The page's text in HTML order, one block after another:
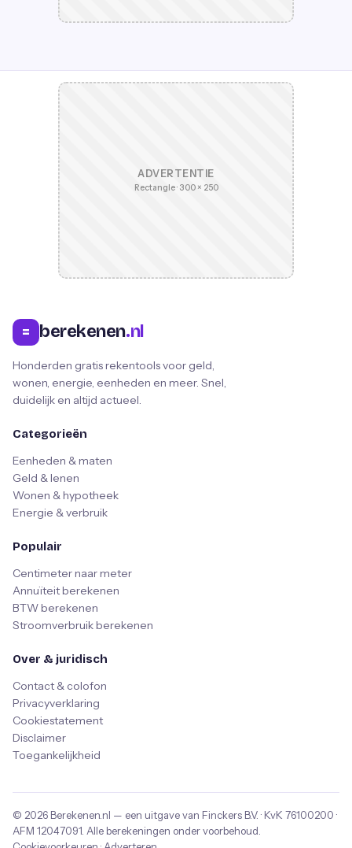
ADVERTENTIE
Rectangle · 300 × 250
= berekenen.nl
Honderden gratis rekentools voor geld,
wonen, energie, eenheden en meer. Snel,
duidelijk en altijd actueel.
Categorieën
Eenheden & maten
Geld & lenen
Wonen & hypotheek
Energie & verbruik
Populair
Centimeter naar meter
Annuïteit berekenen
BTW berekenen
Stroomverbruik berekenen
Over & juridisch
Contact & colofon
Privacyverklaring
Cookiestatement
Disclaimer
Toegankelijkheid
© 2026 Berekenen.nl — een uitgave van Finckers B.V. · KvK 76100200 ·
AFM 12047091 . Alle berekeningen onder voorbehoud.